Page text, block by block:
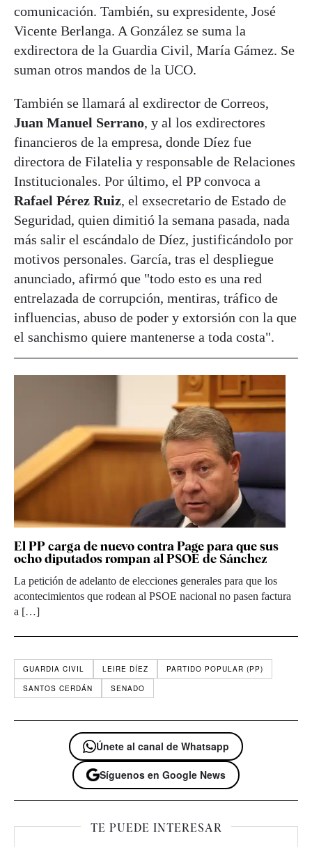
comunicación. También, su expresidente, José
Vicente Berlanga. A González se suma la
exdirectora de la Guardia Civil, María Gámez. Se
suman otros mandos de la UCO.
También se llamará al exdirector de Correos,
Juan Manuel Serrano, y al los exdirectores
financieros de la empresa, donde Díez fue
directora de Filatelia y responsable de Relaciones
Institucionales. Por último, el PP convoca a
Rafael Pérez Ruiz, el exsecretario de Estado de
Seguridad, quien dimitió la semana pasada, nada
más salir el escándalo de Díez, justificándolo por
motivos personales. García, tras el despliegue
anunciado, afirmó que "todo esto es una red
entrelazada de corrupción, mentiras, tráfico de
influencias, abuso de poder y extorsión con la que
el sanchismo quiere mantenerse a toda costa".
El PP carga de nuevo contra Page para que sus
ocho diputados rompan al PSOE de Sánchez
La petición de adelanto de elecciones generales para que los
acontecimientos que rodean al PSOE nacional no pasen factura
a […]
GUARDIA CIVIL LEIRE DÍEZ
PARTIDO POPULAR (PP)
SANTOS CERDÁN
SENADO
Únete al canal de Whatsapp
Síguenos en Google News
TE PUEDE INTERESAR